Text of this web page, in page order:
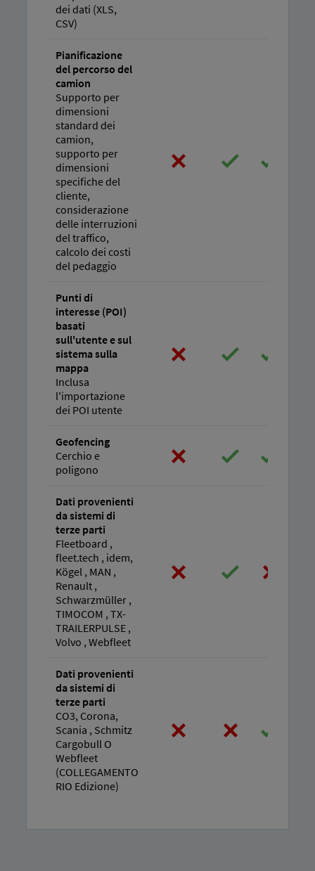
dei dati (XLS,
CSV)
Pianificazione
del percorso del
camion
Supporto per
dimensioni
standard dei
camion,
supporto per
dimensioni
specifiche del
cliente,
considerazione
delle interruzioni
del traffico,
calcolo dei costi
del pedaggio
Punti di
interesse (POI)
basati
sull'utente e sul
sistema sulla
mappa
Inclusa
l'importazione
dei POI utente
Geofencing
Cerchio e
poligono
Dati provenienti
da sistemi di
terze parti
Fleetboard ,
fleet.tech , idem,
Kögel , MAN ,
Renault ,
Schwarzmüller ,
TIMOCOM , TX-
TRAILERPULSE ,
Volvo , Webfleet
Dati provenienti
da sistemi di
terze parti
CO3, Corona,
Scania , Schmitz
Cargobull O
Webfleet
(COLLEGAMENTO
RIO Edizione)